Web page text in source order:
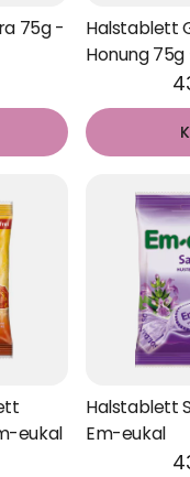
75g -
Halstablett
Honung
eukal
Halstablett
Em-eukal